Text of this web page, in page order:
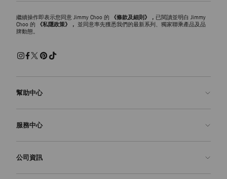
繼續操作即表示您同意 Jimmy Choo 的 《條款及細則》， 已閱讀並明白 Jimmy
Choo 的
《私隱政策》， 並同意率先獲悉我們的最新系列、獨家聯乘產品及品
牌動態。
幫助中心
常見問題解答
申請退貨
服務中心
定制服務
公司資訊